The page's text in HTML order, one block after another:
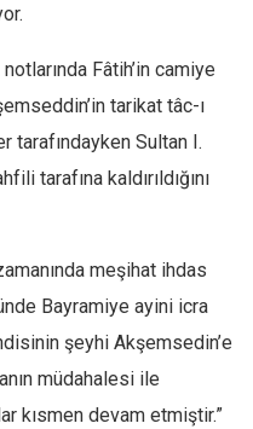
Fâtih’in camiye
tarikat tâc-ı
tarafındayken Sultan I.
tarafına kaldırıldığını
meşihat ihdas
Bayramiye ayini icra
şeyhi Akşemsedin’e
müdahalesi ile
kısmen devam etmiştir.”